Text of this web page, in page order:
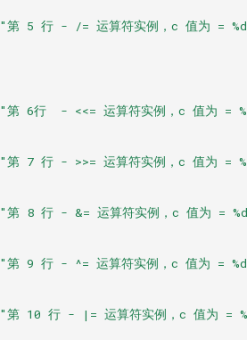
"第 5 行 - /= 运算符实例，c 值为 =
"第 6行  - <<= 运算符实例，c 值为 =
"第 7 行 - >>= 运算符实例，c 值为 =
"第 8 行 - &= 运算符实例，c 值为 =
"第 9 行 - ^= 运算符实例，c 值为 =
"第 10 行 - |= 运算符实例，c 值为 =